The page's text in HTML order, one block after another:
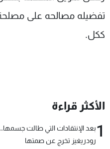
تفضيله مصالحه على مصلحة
ككل.
الأكثر قراءة
1بعد الإنتقادات التي طالت
رودريغيز تخرج عن صمتها